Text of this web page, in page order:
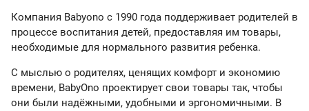
Компания Babyono с 1990 года поддерживает родителей в
процессе воспитания детей, предоставляя им товары,
необходимые для нормального развития ребенка.
С мыслью о родителях, ценящих комфорт и экономию
времени, BabyOno проектирует свои товары так, чтобы
они были надёжными, удобными и эргономичными. В